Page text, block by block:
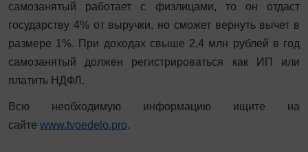
самозанятый работает с физлицами, то он отдаст
государству 4% от выручки, но сможет вернуть вычет в
размере 1%. При доходах свыше 2,4 млн рублей в год
самозанятый должен регистрироваться как ИП или
платить НДФЛ.
Всю необходимую информацию ищите на
сайте www.tvoedelo.pro.